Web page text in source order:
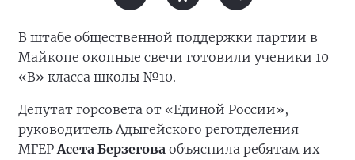
В штабе общественной поддержки партии в
Майкопе окопные свечи готовили ученики 10
«В» класса школы №10.
Депутат горсовета от «Единой России»,
руководитель Адыгейского реготделения
МГЕРАсета Берзегова объяснила ребятам их